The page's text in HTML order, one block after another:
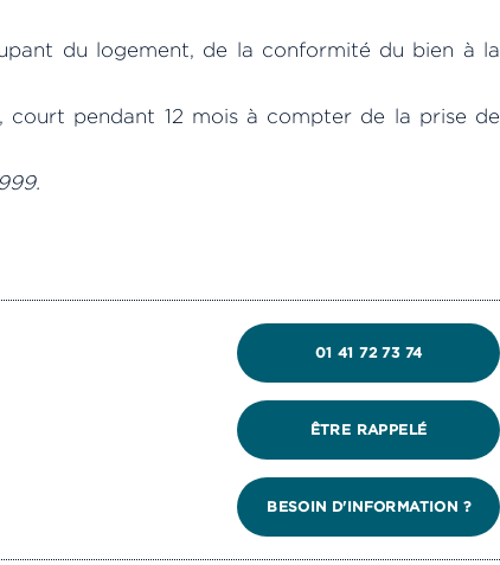
du logement, de la conformité du bien à la
, court pendant 12 mois à compter de la prise de
01 41 72 73 74
ÊTRE RAPPELÉ
BESOIN D'INFORMATION ?